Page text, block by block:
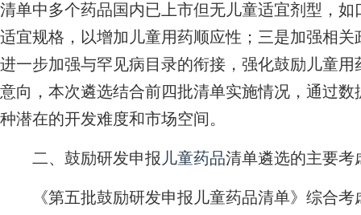
清单中多个药品国内已上市但无儿童适宜剂型，
适宜规格，以增加儿童用药顺应性；三是加强相
进一步加强与罕见病目录的衔接，强化鼓励儿童
意向，本次遴选结合前四批清单实施情况，通过
种潜在的开发难度和市场空间。
二、鼓励研发申报 儿童药品清单遴选的主要考
《第五批鼓励研发申报儿童药品清单》综合考